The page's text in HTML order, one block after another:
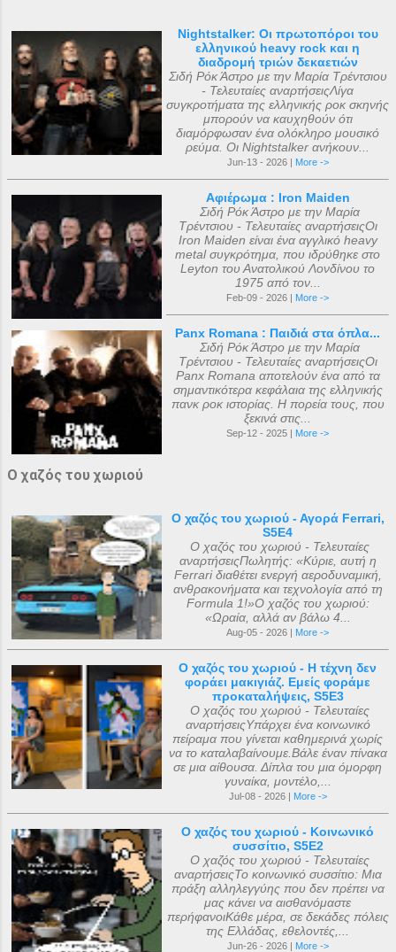
Nightstalker: Οι πρωτοπόροι του
ελληνικού heavy rock και η
διαδρομή τριών δεκαετιών
Σιδή Ρόκ Άστρο με την Μαρία Τρέντσιου
- Τελευταίες αναρτήσειςΛίγα
συγκροτήματα της ελληνικής ροκ σκηνής
μπορούν να καυχηθούν ότι
διαμόρφωσαν ένα ολόκληρο μουσικό
ρεύμα. Οι Nightstalker ανήκουν...
Jun-13 - 2026 | More ->
Αφιέρωμα : Iron Maiden
Σιδή Ρόκ Άστρο με την Μαρία
Τρέντσιου - Τελευταίες αναρτήσειςΟι
Iron Maiden είναι ένα αγγλικό heavy
metal συγκρότημα, που ιδρύθηκε στο
Leyton του Ανατολικού Λονδίνου το
1975 από τον...
Feb-09 - 2026 | More ->
Panx Romana : Παιδιά στα όπλα...
Σιδή Ρόκ Άστρο με την Μαρία
Τρέντσιου - Τελευταίες αναρτήσειςΟι
Panx Romana αποτελούν ένα από τα
σημαντικότερα κεφάλαια της ελληνικής
πανκ ροκ ιστορίας. Η πορεία τους, που
ξεκινά στις...
Sep-12 - 2025 | More ->
Ο χαζός του χωριού
Ο χαζός του χωριού - Αγορά Ferrari,
S5E4
Ο χαζός του χωριού - Τελευταίες
αναρτήσειςΠωλητής: «Κύριε, αυτή η
Ferrari διαθέτει ενεργή αεροδυναμική,
ανθρακονήματα και τεχνολογία από τη
Formula 1!»Ο χαζός του χωριού:
«Ωραία, αλλά αν βάλω 4...
Aug-05 - 2026 | More ->
Ο χαζός του χωριού - Η τέχνη δεν
φοράει μακιγιάζ. Εμείς φοράμε
προκαταλήψεις, S5E3
Ο χαζός του χωριού - Τελευταίες
αναρτήσειςΥπάρχει ένα κοινωνικό
πείραμα που γίνεται καθημερινά χωρίς
να το καταλαβαίνουμε.Βάλε έναν πίνακα
σε μια αίθουσα. Δίπλα του μια όμορφη
γυναίκα, μοντέλο,...
Jul-08 - 2026 | More ->
Ο χαζός του χωριού - Κοινωνικό
συσσίτιο, S5E2
Ο χαζός του χωριού - Τελευταίες
αναρτήσειςΤο κοινωνικό συσσίτιο: Μια
πράξη αλληλεγγύης που δεν πρέπει να
μας κάνει να αισθανόμαστε
περήφανοιΚάθε μέρα, σε δεκάδες πόλεις
της Ελλάδας, εθελοντές,...
Jun-26 - 2026 | More ->